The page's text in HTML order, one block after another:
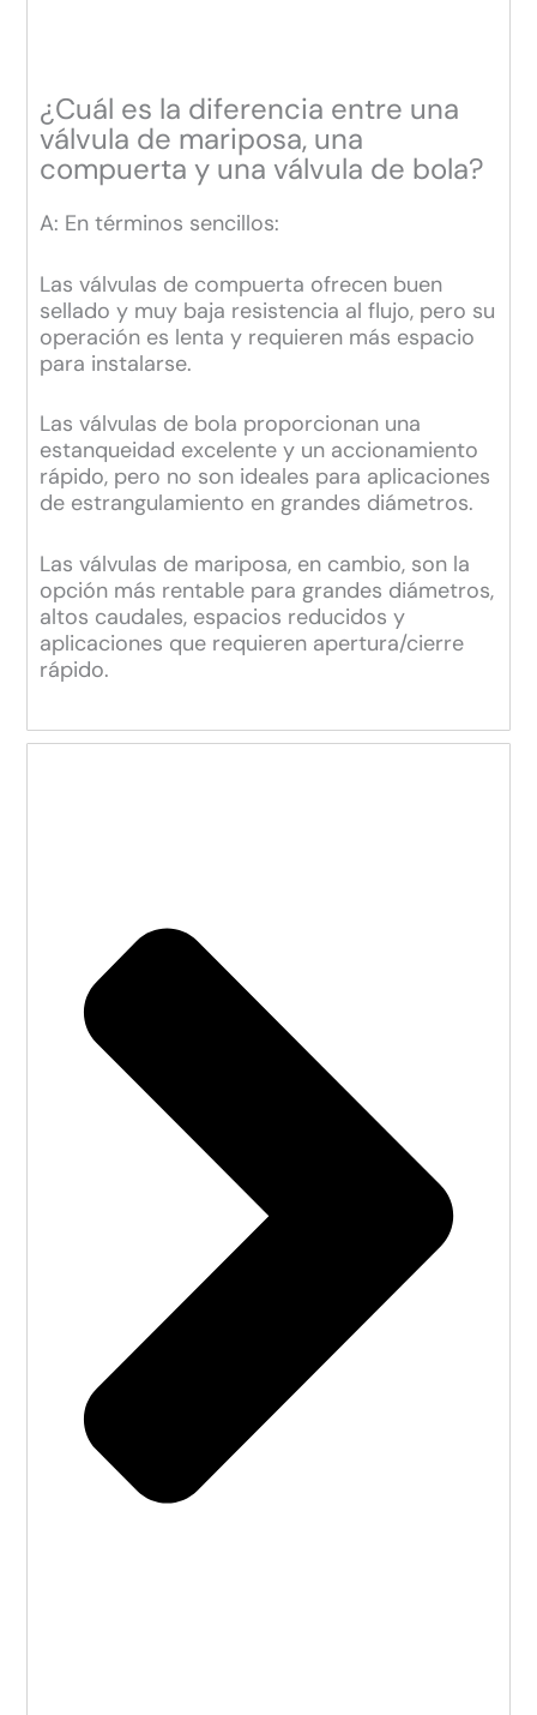
¿Cuál es la diferencia entre una
válvula de mariposa, una
compuerta y una válvula de bola?
A: En términos sencillos:
Las válvulas de compuerta ofrecen buen
sellado y muy baja resistencia al flujo, pero su
operación es lenta y requieren más espacio
para instalarse.
Las válvulas de bola proporcionan una
estanqueidad excelente y un accionamiento
rápido, pero no son ideales para aplicaciones
de estrangulamiento en grandes diámetros.
Las válvulas de mariposa, en cambio, son la
opción más rentable para grandes diámetros,
altos caudales, espacios reducidos y
aplicaciones que requieren apertura/cierre
rápido.